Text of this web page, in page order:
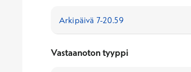
Vastaanoton tyyppi